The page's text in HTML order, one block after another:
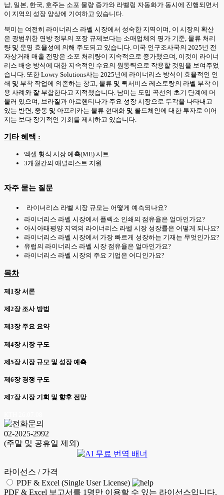
남, 일본, 한국, 호주는 소포 물량 증가와 라벨링 자동화가 동시에 진행되면서
이 지역의 성장 양상에 기여하고 있습니다.
북미는 여전히 라이너리스 라벨 시장에서 성숙한 지역이며, 이 시장의 확산
은 광범위한 연방 정부의 포장 규제보다는 소매업체의 평가 기준, 물류 처리
량 및 운영 효율성에 의해 주도되고 있습니다. 미국 인구조사국의 2025년 전
자상거래 매출 전망은 소포 처리량이 지속적으로 증가했으며, 이것이 라이너
리스 배송 방식에 대한 지속적인 수요의 원동력으로 작용할 것임을 보여주었
습니다. 또한 Lowry Solutions사는 2025년에 라이너리스 방식이 효율적인 인
쇄 및 부착 작업에 의존하는 창고, 물류 및 퀵서비스 레스토랑의 라벨 부착 이
용 사례와 잘 부합한다고 지적했습니다. 남미는 도입 곡선의 초기 단계에 머
물러 있으며, 브라질과 아르헨티나가 주요 성장 시장으로 두각을 나타내고
있는 반면, 중동 및 아프리카는 물류 현대화 및 콜드체인에 대한 투자로 이어
지는 보다 장기적인 기회를 제시하고 있습니다.
기타 혜택 :
엑셀 형식 시장 예측(ME) 시트
3개월간의 애널리스트 지원
자주 묻는 질문
라이너리스 라벨 시장 규모는 어떻게 예측되나요?
라이너리스 라벨 시장에서 플렉소 인쇄의 점유율은 얼마인가요?
아시아태평양 지역의 라이너리스 라벨 시장 성장률은 어떻게 되나요?
라이너리스 라벨 시장에서 가장 빠르게 성장하는 기재는 무엇인가요?
유럽의 라이너리스 라벨 시장 점유율은 얼마인가요?
라이너리스 라벨 시장의 주요 기업은 어디인가요?
목차
제1장 서론
제2장 조사 방법
제3장 주요 요약
제4장 시장 구도
제5장 시장 규모 및 성장 예측
제6장 경쟁 구도
제7장 시장 기회 및 향후 전망
02-2025-2992
(주말 및 공휴일 제외)
라이선스 / 가격
PDF & Excel (Single User License)
PDF & Excel 보고서를 1명만 이용할 수 있는 라이선스입니다.